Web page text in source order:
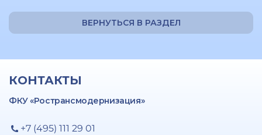
ВЕРНУТЬСЯ В РАЗДЕЛ
КОНТАКТЫ
ФКУ «Ространсмодернизация»
+7 (495) 111 29 01